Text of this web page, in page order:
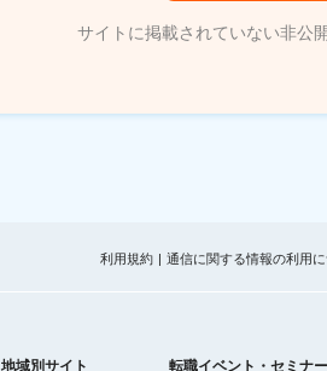
サイトに掲載されていない非公
利用規約 通信に関する情報の利用
地域別サイト 転職イベント・セミナー